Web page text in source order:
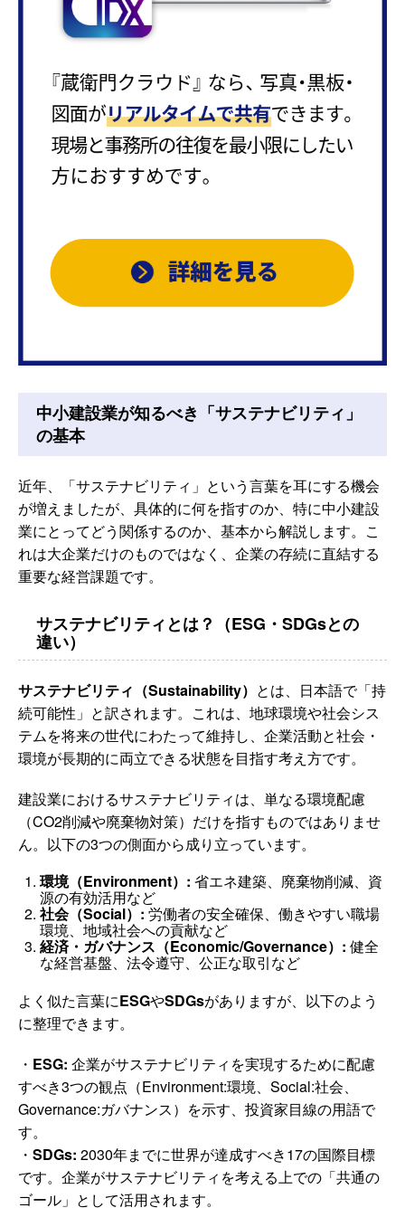
中小建設業が知るべき「サステナビリティ」
の基本
近年、「サステナビリティ」という言葉を耳にする機会
が増えましたが、具体的に何を指すのか、特に中小建設
業にとってどう関係するのか、基本から解説します。こ
れは大企業だけのものではなく、企業の存続に直結する
重要な経営課題です。
サステナビリティとは？（ESG・SDGsとの
違い）
サステナビリティ（Sustainability） とは、日本語で「持
続可能性」と訳されます。これは、地球環境や社会シス
テムを将来の世代にわたって維持し、企業活動と社会・
環境が長期的に両立できる状態を目指す考え方です。
建設業におけるサステナビリティは、単なる環境配慮
（CO2削減や廃棄物対策）だけを指すものではありませ
ん。以下の3つの側面から成り立っています。
環境（Environment）: 省エネ建築、廃棄物削減、資
源の有効活用など
社会（Social）: 労働者の安全確保、働きやすい職場
環境、地域社会への貢献など
経済・ガバナンス（Economic/Governance）: 健全
な経営基盤、法令遵守、公正な取引など
よく似た言葉にESGやSDGsがありますが、以下のよう
に整理できます。
・ ESG: 企業がサステナビリティを実現するために配慮
すべき3つの観点（Environment:環境、Social:社会、
Governance:ガバナンス）を示す、投資家目線の用語で
す。
・ SDGs: 2030年までに世界が達成すべき17の国際目標
です。企業がサステナビリティを考える上での「共通の
ゴール」として活用されます。